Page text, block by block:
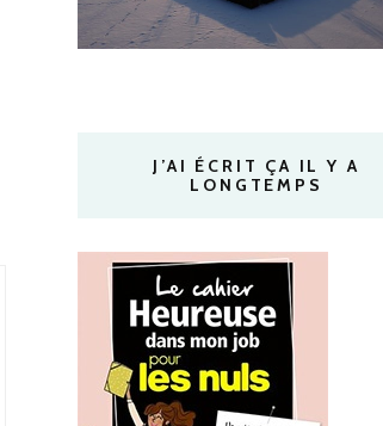
J’AI ÉCRIT ÇA IL Y A
LONGTEMPS